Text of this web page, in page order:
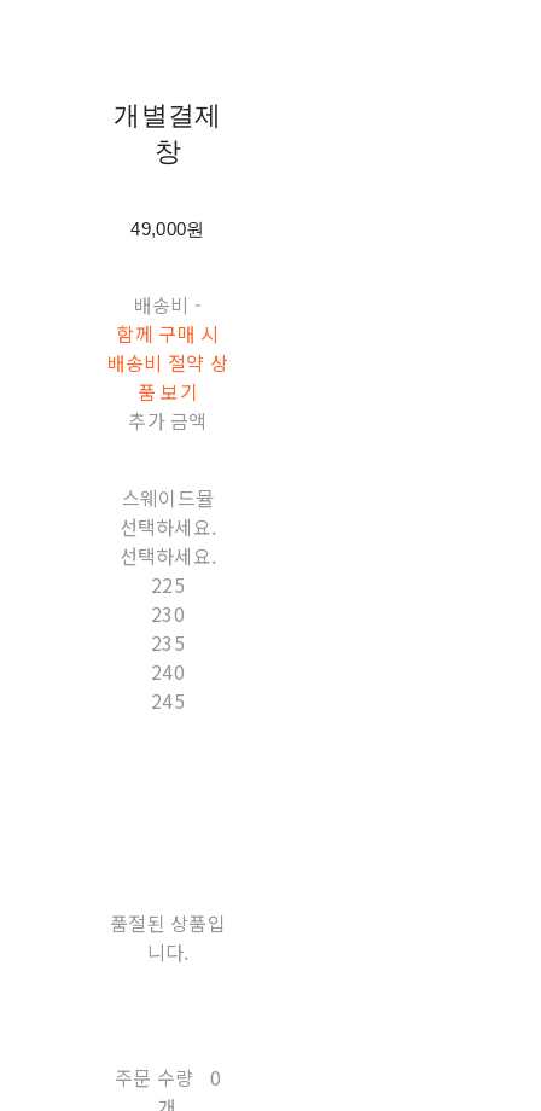
개별결제
창
49,000원
배송비 -
함께 구매 시
배송비 절약 상
품 보기
추가 금액
스웨이드뮬
선택하세요.
선택하세요.
225
230
235
240
245
품절된 상품입
니다.
주문 수량
0